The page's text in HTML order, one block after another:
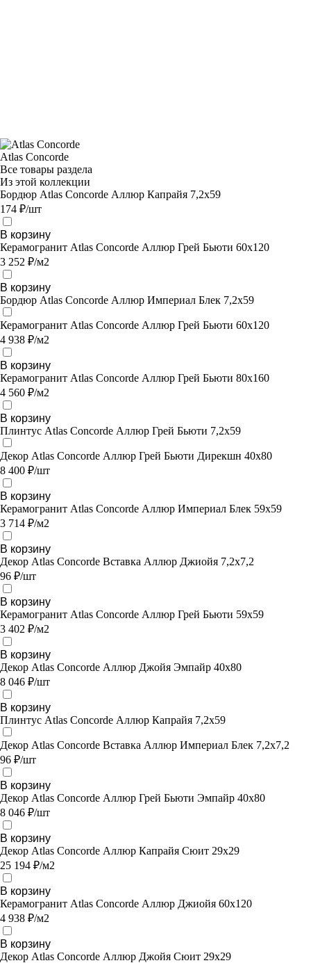
Atlas Concorde
Все товары раздела
Из этой коллекции
Бордюр Atlas Concorde Аллюр Капрайя 7,2х59
174 ₽/шт
В корзину
Керамогранит Atlas Concorde Аллюр Грей Бьюти 60x120
3 252 ₽/м2
В корзину
Бордюр Atlas Concorde Аллюр Империал Блек 7,2х59
Керамогранит Atlas Concorde Аллюр Грей Бьюти 60x120
4 938 ₽/м2
В корзину
Керамогранит Atlas Concorde Аллюр Грей Бьюти 80x160
4 560 ₽/м2
В корзину
Плинтус Atlas Concorde Аллюр Грей Бьюти 7,2х59
Декор Atlas Concorde Аллюр Грей Бьюти Дирекшн 40x80
8 400 ₽/шт
В корзину
Керамогранит Atlas Concorde Аллюр Империал Блек 59x59
3 714 ₽/м2
В корзину
Декор Atlas Concorde Вставка Аллюр Джиойя 7,2х7,2
96 ₽/шт
В корзину
Керамогранит Atlas Concorde Аллюр Грей Бьюти 59x59
3 402 ₽/м2
В корзину
Декор Atlas Concorde Аллюр Джойя Эмпайр 40x80
8 046 ₽/шт
В корзину
Плинтус Atlas Concorde Аллюр Капрайя 7,2х59
Декор Atlas Concorde Вставка Аллюр Империал Блек 7,2х7,2
96 ₽/шт
В корзину
Декор Atlas Concorde Аллюр Грей Бьюти Эмпайр 40x80
8 046 ₽/шт
В корзину
Декор Atlas Concorde Аллюр Капрайя Сюит 29х29
25 194 ₽/м2
В корзину
Керамогранит Atlas Concorde Аллюр Джиойя 60x120
4 938 ₽/м2
В корзину
Декор Atlas Concorde Аллюр Джойя Сюит 29х29